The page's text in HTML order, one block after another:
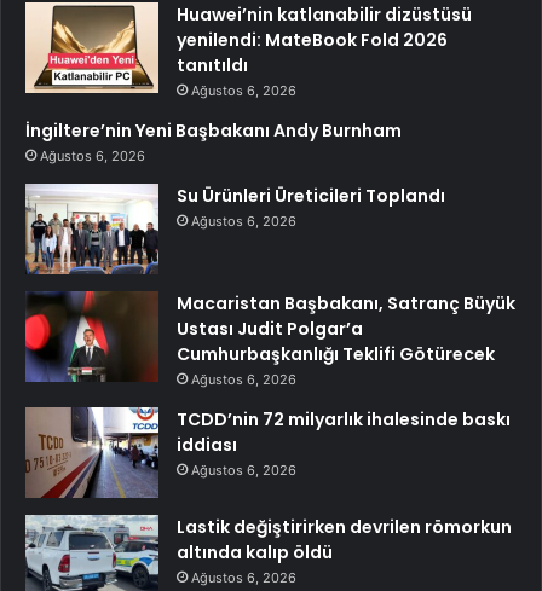
Huawei’nin katlanabilir dizüstüsü
yenilendi: MateBook Fold 2026
tanıtıldı
Ağustos 6, 2026
İngiltere’nin Yeni Başbakanı Andy Burnham
Ağustos 6, 2026
Su Ürünleri Üreticileri Toplandı
Ağustos 6, 2026
Macaristan Başbakanı, Satranç Büyük
Ustası Judit Polgar’a
Cumhurbaşkanlığı Teklifi Götürecek
Ağustos 6, 2026
TCDD’nin 72 milyarlık ihalesinde baskı
iddiası
Ağustos 6, 2026
Lastik değiştirirken devrilen römorkun
altında kalıp öldü
Ağustos 6, 2026